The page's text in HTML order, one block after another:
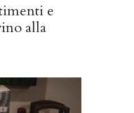
e
alla